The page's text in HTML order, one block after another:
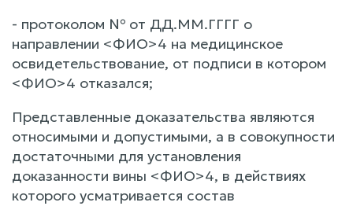
- протоколом № от ДД.ММ.ГГГГ о
направлении <ФИО>4 на медицинское
освидетельствование, от подписи в котором
<ФИО>4 отказался;
Представленные доказательства являются
относимыми и допустимыми, а в совокупности
достаточными для установления
доказанности вины <ФИО>4, в действиях
которого усматривается состав